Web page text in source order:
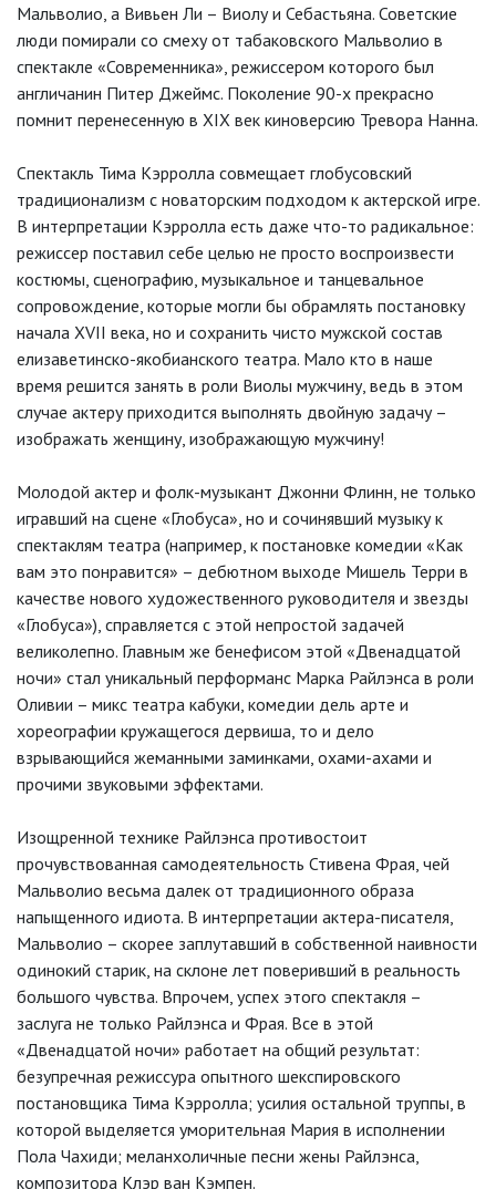
Мальволио, а Вивьен Ли – Виолу и Себастьяна. Советские
люди помирали со смеху от табаковского Мальволио в
спектакле «Современника», режиссером которого был
англичанин Питер Джеймс. Поколение 90-х прекрасно
помнит перенесенную в XIX век киноверсию Тревора Нанна.
Спектакль Тима Кэрролла совмещает глобусовский
традиционализм с новаторским подходом к актерской игре.
В интерпретации Кэрролла есть даже что-то радикальное:
режиссер поставил себе целью не просто воспроизвести
костюмы, сценографию, музыкальное и танцевальное
сопровождение, которые могли бы обрамлять постановку
начала XVII века, но и сохранить чисто мужской состав
елизаветинско-якобианского театра. Мало кто в наше
время решится занять в роли Виолы мужчину, ведь в этом
случае актеру приходится выполнять двойную задачу –
изображать женщину, изображающую мужчину!
Молодой актер и фолк-музыкант Джонни Флинн, не только
игравший на сцене «Глобуса», но и сочинявший музыку к
спектаклям театра (например, к постановке комедии «Как
вам это понравится» – дебютном выходе Мишель Терри в
качестве нового художественного руководителя и звезды
«Глобуса»), справляется с этой непростой задачей
великолепно. Главным же бенефисом этой «Двенадцатой
ночи» стал уникальный перформанс Марка Райлэнса в роли
Оливии – микс театра кабуки, комедии дель арте и
хореографии кружащегося дервиша, то и дело
взрывающийся жеманными заминками, охами-ахами и
прочими звуковыми эффектами.
Изощренной технике Райлэнса противостоит
прочувствованная самодеятельность Стивена Фрая, чей
Мальволио весьма далек от традиционного образа
напыщенного идиота. В интерпретации актера-писателя,
Мальволио – скорее заплутавший в собственной наивности
одинокий старик, на склоне лет поверивший в реальность
большого чувства. Впрочем, успех этого спектакля –
заслуга не только Райлэнса и Фрая. Все в этой
«Двенадцатой ночи» работает на общий результат:
безупречная режиссура опытного шекспировского
постановщика Тима Кэрролла; усилия остальной труппы, в
которой выделяется уморительная Мария в исполнении
Пола Чахиди; меланхоличные песни жены Райлэнса,
композитора Клэр ван Кэмпен.